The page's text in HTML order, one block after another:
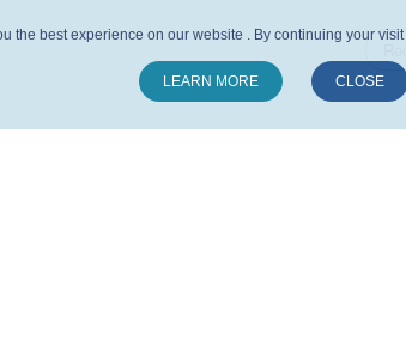
the best experience on our website . By continuing your
LEARN MORE CLOSE